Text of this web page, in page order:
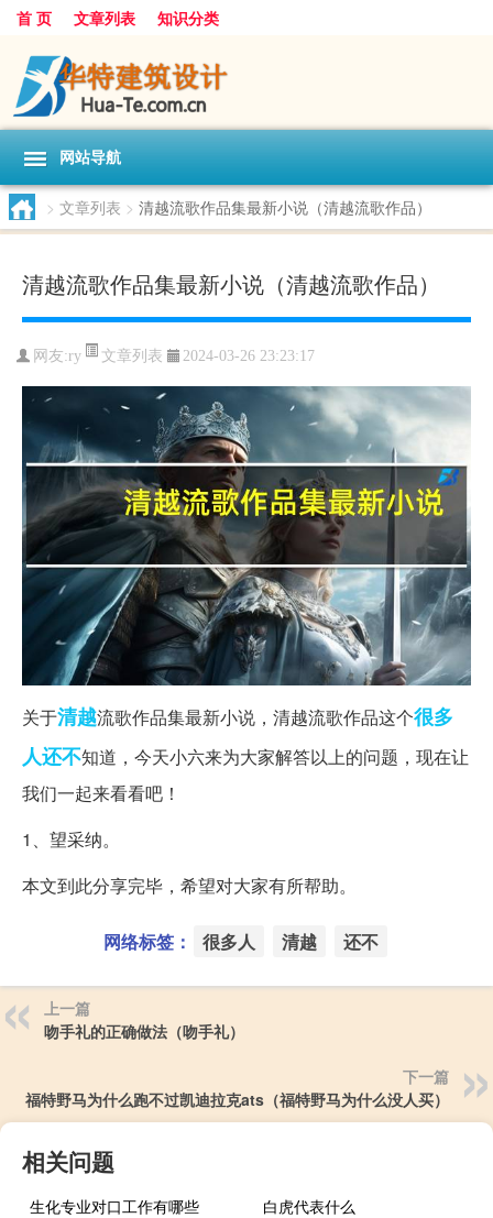
首 页 文章列表 知识分类
网站导航
> 文章列表 > 清越流歌作品集最新小说（清越流歌作品）
清越流歌作品集最新小说（清越流歌作品）
网友:ry 文章列表 2024-03-26 23:23:17
关于清越流歌作品集最新小说，清越流歌作品这个很多
人还不知道，今天小六来为大家解答以上的问题，现在让
我们一起来看看吧！
1、望采纳。
本文到此分享完毕，希望对大家有所帮助。
网络标签： 很多人 清越 还不
上一篇
吻手礼的正确做法（吻手礼）
下一篇
福特野马为什么跑不过凯迪拉克ats（福特野马为什么没人买）
相关问题
生化专业对口工作有哪些
白虎代表什么